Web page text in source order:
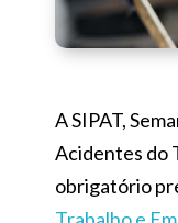
A SIPAT,
Acidentes do
obrigatório